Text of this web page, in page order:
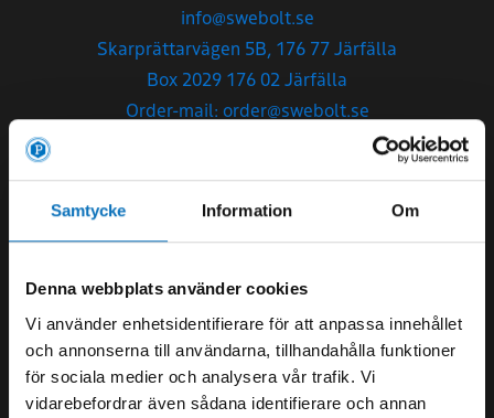
Samtycke Information Om
Denna webbplats använder cookies
Vi använder enhetsidentifierare för att anpassa innehållet
och annonserna till användarna, tillhandahålla funktioner
för sociala medier och analysera vår trafik. Vi
vidarebefordrar även sådana identifierare och annan
info@swebolt.se
Skarprättarvägen 5B, 176 77 Järfälla
Box 2029 176 02 Järfälla
Order-mail: order@swebolt.se
Förfrågningar: fraga@swebolt.se
Org.nr556772-2151
Sommartider V28-33:
Mån-Fre 07.00-14.00